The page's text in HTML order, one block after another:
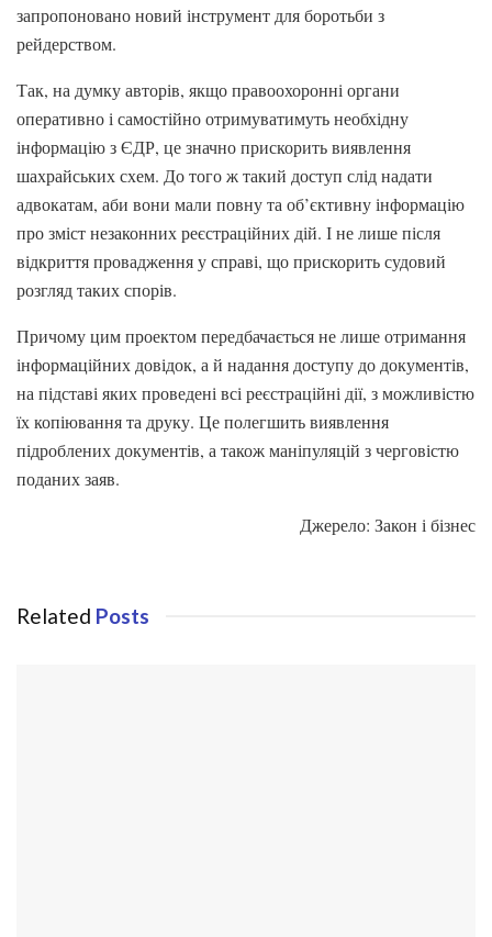
запропоновано новий інструмент для боротьби з
рейдерством.
Так, на думку авторів, якщо правоохоронні органи
оперативно і самостійно отримуватимуть необхідну
інформацію з ЄДР, це значно прискорить виявлення
шахрайських схем. До того ж такий доступ слід надати
адвокатам, аби вони мали повну та об’єктивну інформацію
про зміст незаконних реєстраційних дій. І не лише після
відкриття провадження у справі, що прискорить судовий
розгляд таких спорів.
Причому цим проектом передбачається не лише отримання
інформаційних довідок, а й надання доступу до документів,
на підставі яких проведені всі реєстраційні дії, з можливістю
їх копіювання та друку. Це полегшить виявлення
підроблених документів, а також маніпуляцій з черговістю
поданих заяв.
Джерело: Закон і бізнес
Related Posts